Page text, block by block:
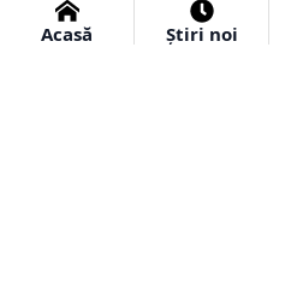
Acasă Știri noi